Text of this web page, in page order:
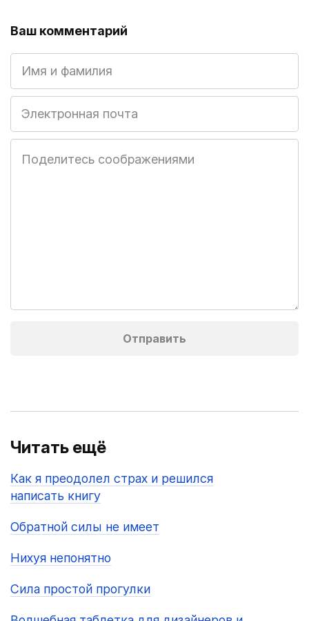
Ваш комментарий
Читать ещё
Как я преодолел страх и решился
написать книгу
Обратной силы не имеет
Нихуя непонятно
Сила простой прогулки